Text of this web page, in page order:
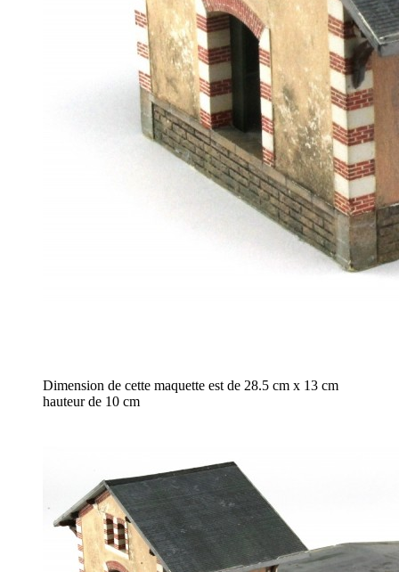
Dimension de cette maquette est de 28.5 cm x 13 cm
hauteur de 10 cm